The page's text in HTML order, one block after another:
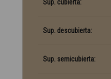
Sup. cubierta:
Sup. descubierta:
Sup. semicubierta: